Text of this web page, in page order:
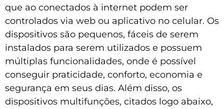
que ao conectados à internet podem ser
controlados via web ou aplicativo no celular. Os
dispositivos são pequenos, fáceis de serem
instalados para serem utilizados e possuem
múltiplas funcionalidades, onde é possível
conseguir praticidade, conforto, economia e
segurança em seus dias. Além disso, os
dispositivos multifunções, citados logo abaixo,